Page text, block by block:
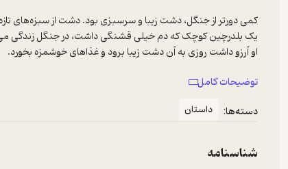
توضیحات کامل
دسته‌ها:
داستان
شناسنامه